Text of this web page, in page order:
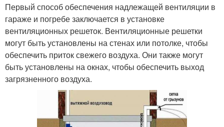
Первый способ обеспечения надлежащей вентиляции в
гараже и погребе заключается в установке
вентиляционных решеток. Вентиляционные решетки
могут быть установлены на стенах или потолке, чтобы
обеспечить приток свежего воздуха. Они также могут
быть установлены на окнах, чтобы обеспечить выход
загрязненного воздуха.